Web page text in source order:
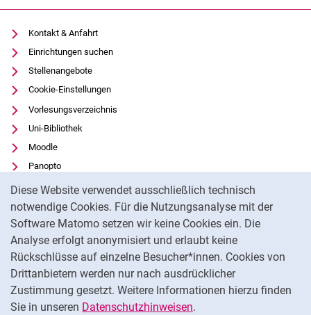
Diese Website verwendet ausschließlich technisch
notwendige Cookies. Für die Nutzungsanalyse mit der
Software Matomo setzen wir keine Cookies ein. Die
Analyse erfolgt anonymisiert und erlaubt keine
Rückschlüsse auf einzelne Besucher*innen. Cookies von
Drittanbietern werden nur nach ausdrücklicher
Zustimmung gesetzt. Weitere Informationen hierzu finden
Sie in unseren Datenschutzhinweisen.
Kontakt & Anfahrt
Einrichtungen suchen
Stellenangebote
Cookie-Einstellungen
Vorlesungsverzeichnis
Uni-Bibliothek
Moodle
Panopto
Datenschutz
Barrierefreiheit
Transparenter KI-Einsatz
Impressum
Externer Link: Universität Kassel auf
Facebook(öffnet neues Fenster)
Externer Link: Universität Kassel auf
Instagram (öffnet neues Fenster)